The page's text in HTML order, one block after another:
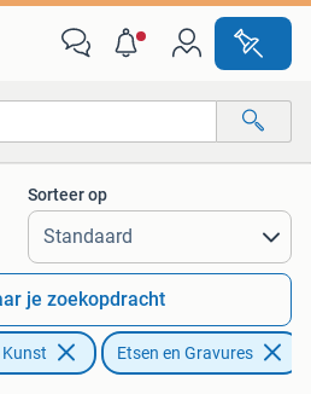
afstanden…
Sorteer op
je zoekopdracht
Etsen en Gravures